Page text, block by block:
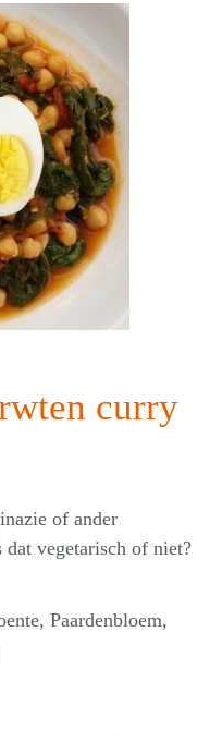
curry
of ander
vegetarisch of niet?
, Paardenbloem,